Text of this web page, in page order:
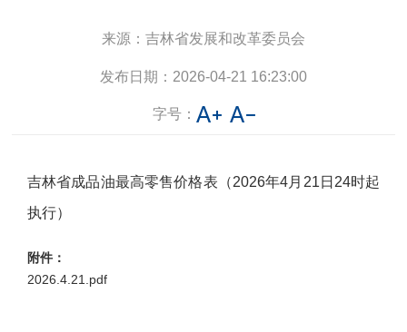
来源： 吉林省发展和改革委员会
发布日期： 2026-04-21 16:23:00
字号：
吉林省成品油最高零售价格表（2026年4月21日24时起
执行）
附件：
2026.4.21.pdf